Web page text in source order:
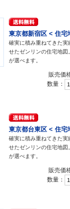
東京都新宿区 < 住宅
確実に積み重ねてきた実
せたゼンリンの住宅地図
が選べます。
販売価
数量：
東京都台東区 < 住宅
確実に積み重ねてきた実
せたゼンリンの住宅地図
が選べます。
販売価
数量：